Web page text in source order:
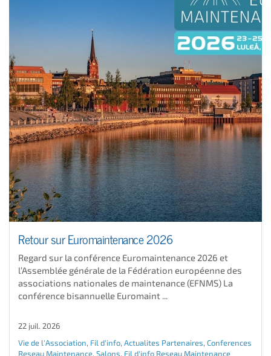
Retour sur Euromaintenance 2026
Regard sur la conférence Euromaintenance 2026 et
l’Assemblée générale de la Fédération européenne des
associations nationales de maintenance (EFNMS) La
conférence bisannuelle Euromaint ...
22 juil. 2026
Vie de l'Association, Fil d'info, Actualites Partenaires, Conferences
Reseau Maintenance, Salons, Fil d'info Reseau Maintenance